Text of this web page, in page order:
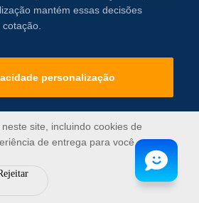
mantém essas decisões
personalização
site, incluindo cookies de
de entrega para você.